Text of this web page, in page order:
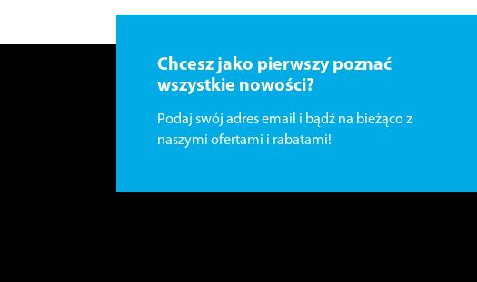
Chcesz jako pierwszy poznać
wszystkie nowości?
Podaj swój adres email i bądź na bieżąco z
naszymi ofertami i rabatami!